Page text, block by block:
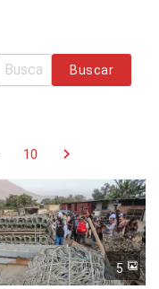
Buscar
10 chevron_right
5